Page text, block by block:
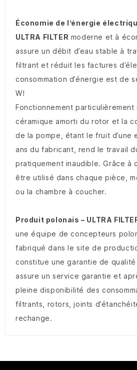
Économie de l’énergie
ULTRA FILTER moderne et à
assure un débit d’eau stable à
filtrant et réduit les factures
consommation d’énergie est de
W!
Fonctionnement particulièrement
céramique amorti du rotor et la
de la pompe, étant le fruit d’une
ans du fabricant, rend le travail
pratiquement inaudible. Grâce à
être utilisé dans chaque pièce,
ou la chambre à coucher.
Produit polonais – ULTRA
une équipe de concepteurs
fabriqué dans le site de
constitue une garantie de
assure un service garantie et
pleine disponibilité des
filtrants, rotors, joints
rechange.